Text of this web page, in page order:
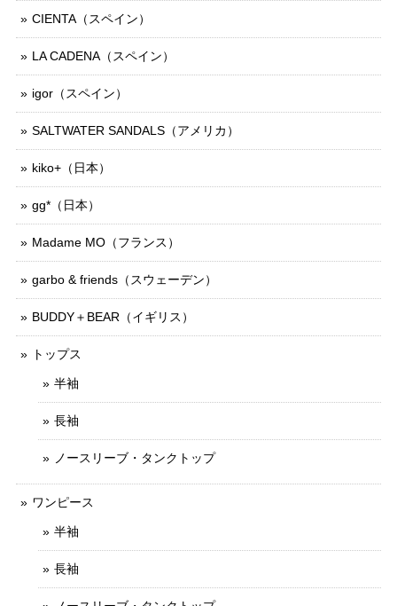
CIENTA（スペイン）
LA CADENA（スペイン）
igor（スペイン）
SALTWATER SANDALS（アメリカ）
kiko+（日本）
gg*（日本）
Madame MO（フランス）
garbo & friends（スウェーデン）
BUDDY＋BEAR（イギリス）
トップス
半袖
長袖
ノースリーブ・タンクトップ
ワンピース
半袖
長袖